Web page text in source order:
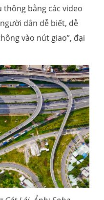
thông bằng các video
dân dễ biết, dễ
vào nút giao”, đại